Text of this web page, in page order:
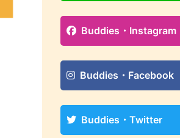
Buddies・Instagram
Buddies・Facebook
Buddies・Twitter